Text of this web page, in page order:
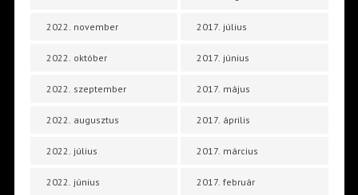
2022. november
2022. október
2022. szeptember
2022. augusztus
2022. július
2022. június
2017. július
2017. június
2017. május
2017. április
2017. március
2017. február